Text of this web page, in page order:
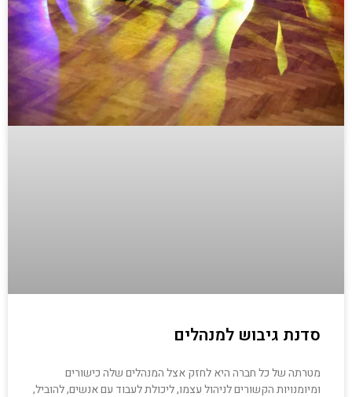
סדנת גיבוש למנהלים
מטרתה של כל חברה היא לחזק אצל המנהלים שלה כישורים
ומיומנויות הקשורים לניהול עצמו, ליכולת לעבוד עם אנשים, להוביל,